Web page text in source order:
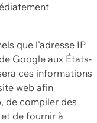
que l'adresse IP
Google aux États-
ces informations
web afin
de compiler des
de fournir à